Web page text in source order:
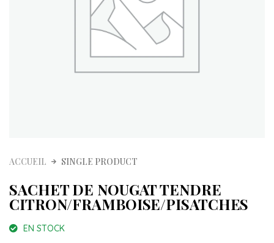
ACCUEIL SINGLE PRODUCT
SACHET DE NOUGAT TENDRE
CITRON/FRAMBOISE/PISATCHES
EN STOCK